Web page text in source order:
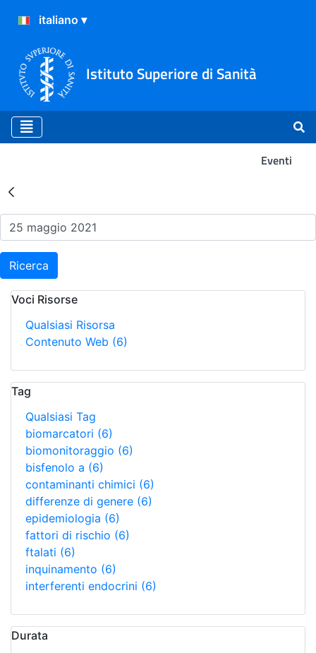
Istituto Superiore di Sanità
Eventi
Risultati della Ricerca -
Ricerca
Voci Risorse
Qualsiasi Risorsa
Contenuto Web (6)
Tag
Qualsiasi Tag
biomarcatori (6)
biomonitoraggio (6)
bisfenolo a (6)
contaminanti chimici (6)
differenze di genere (6)
epidemiologia (6)
fattori di rischio (6)
ftalati (6)
inquinamento (6)
interferenti endocrini (6)
Durata